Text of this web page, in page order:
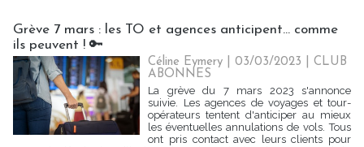
Grève 7 mars : les TO et agences anticipent... comme
ils peuvent ! 🔑
Céline Eymery | 03/03/2023 |CLUB
ABONNES
La grève du 7 mars 2023 s'annonce
suivie. Les agences de voyages et tour-
opérateurs tentent d'anticiper au mieux
les éventuelles annulations de vols. Tous
ont pris contact avec leurs clients pour